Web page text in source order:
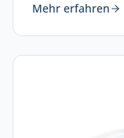
Mehr erfahren